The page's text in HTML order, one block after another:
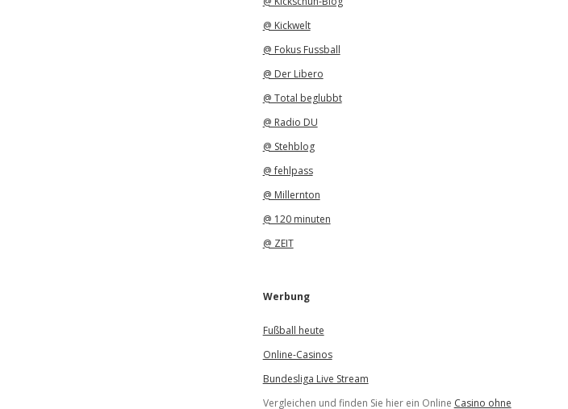
@ Kickwelt
@ Fokus Fussball
@ Der Libero
@ Total beglubbt
@ Radio DU
@ Stehblog
@ fehlpass
@ Millernton
@ 120 minuten
@ ZEIT
Werbung
Fußball heute
Online-Casinos
Bundesliga Live Stream
Vergleichen und finden Sie hier ein Online Casino ohne